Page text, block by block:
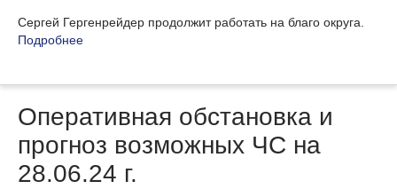
Сергей Гергенрейдер продолжит работать на благо округа.
Подробнее
Оперативная обстановка и
прогноз возможных ЧС на
28.06.24 г.